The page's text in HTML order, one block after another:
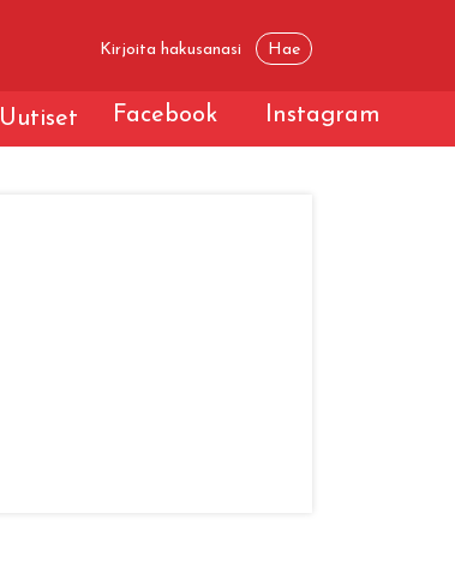
Uutiset Facebook Instagram